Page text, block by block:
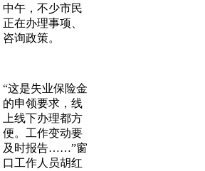
中午，不少市民
正在办理事项、
咨询政策。
“这是失业保险金
的申领要求，线
上线下办理都方
便。工作变动要
及时报告……”窗
口工作人员胡红